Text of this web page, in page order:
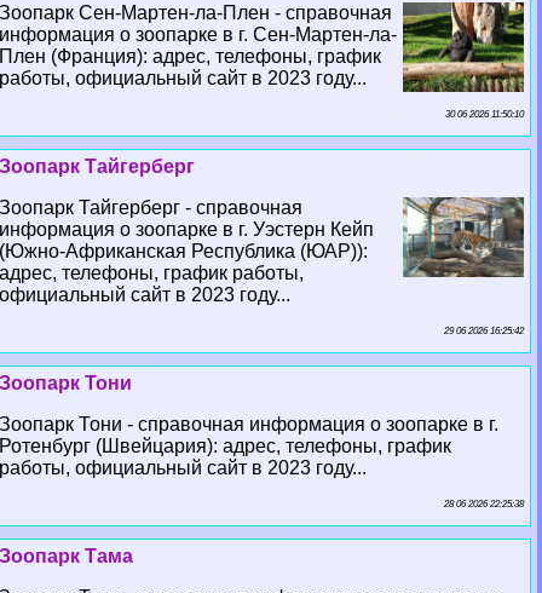
Зоопарк Сен-Мартен-ла-Плен - справочная
информация о зоопарке в г. Сен-Мартен-ла-
Плен (Франция): адрес, телефоны, график
работы, официальный сайт в 2023 году...
30 06 2026 11:50:10
Зоопарк Тайгерберг
Зоопарк Тайгерберг - справочная
информация о зоопарке в г. Уэстерн Кейп
(Южно-Африканская Республика (ЮАР)):
адрес, телефоны, график работы,
официальный сайт в 2023 году...
29 06 2026 16:25:42
Зоопарк Тони
Зоопарк Тони - справочная информация о зоопарке в г.
Ротенбург (Швейцария): адрес, телефоны, график
работы, официальный сайт в 2023 году...
28 06 2026 22:25:38
Зоопарк Тама